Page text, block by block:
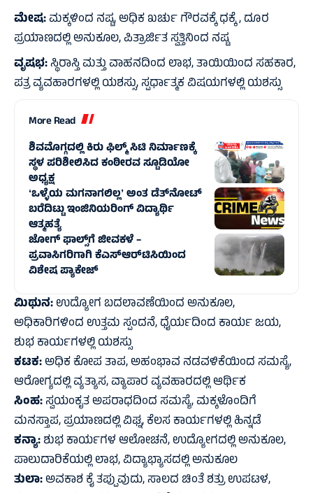
ಮೇಷ:ಮಕ್ಕಳಿಂದ ನಷ್ಟ, ಅಧಿಕ ಖರ್ಚು ಗೌರವಕ್ಕೆ ಧಕ್ಕೆ , ದೂರ
ಪ್ರಯಾಣದಲ್ಲಿ ಅನುಕೂಲ, ಪಿತ್ರಾರ್ಜಿತ ಸ್ವತ್ತಿನಿಂದ ನಷ್ಟ
ವೃಷಭ:ಸ್ಥಿರಾಸ್ತಿ ಮತ್ತು ವಾಹನದಿಂದ ಲಾಭ, ತಾಯಿಯಿಂದ ಸಹಕಾರ,
ಪತ್ರ ವ್ಯವಹಾರಗಳಲ್ಲಿ ಯಶಸ್ಸು, ಸ್ಪರ್ಧಾತ್ಮಕ ವಿಷಯಗಳಲ್ಲಿ ಯಶಸ್ಸು
More Read
ಶಿವಮೊಗ್ಗದಲ್ಲಿ ಕಿರು ಫಿಲ್ಮ್ ಸಿಟಿ ನಿರ್ಮಾಣಕ್ಕೆ
ಸ್ಥಳ ಪರಿಶೀಲಿಸಿದ ಕಂಠೀರವ ಸ್ಟೂಡಿಯೋ
ಅಧ್ಯಕ್ಷ
ʻಒಳ್ಳೆಯ ಮಗನಾಗಲಿಲ್ಲʼ ಅಂತ ಡೆತ್‌ನೋಟ್
ಬರೆದಿಟ್ಟು ಇಂಜಿನಿಯರಿಂಗ್ ವಿದ್ಯಾರ್ಥಿ
ಆತ್ಮಹತ್ಯೆ‌
ಜೋಗ್‌ ಫಾಲ್ಸ್‌ಗೆ ಜೀವಕಳೆ –
ಪ್ರವಾಸಿಗರಿಗಾಗಿ ಕೆಎಸ್ಆರ್‌ಟಿಸಿಯಿಂದ
ವಿಶೇಷ ಪ್ಯಾಕೇಜ್
ಮಿಥುನ:ಉದ್ಯೋಗ ಬದಲಾವಣೆಯಿಂದ ಅನುಕೂಲ,
ಅಧಿಕಾರಿಗಳಿಂದ ಉತ್ತಮ ಸ್ಪಂದನೆ, ಧೈರ್ಯದಿಂದ ಕಾರ್ಯ ಜಯ,
ಶುಭ ಕಾರ್ಯಗಳಲ್ಲಿ ಯಶಸ್ಸು
ಕಟಕ:ಅಧಿಕ ಕೋಪ ತಾಪ, ಅಹಂಭಾವ ನಡವಳಿಕೆಯಿಂದ ಸಮಸ್ಯೆ,
ಆರೋಗ್ಯದಲ್ಲಿ ವ್ಯತ್ಯಾಸ, ವ್ಯಾಪಾರ ವ್ಯವಹಾರದಲ್ಲಿ ಆರ್ಥಿಕ
ಸಿಂಹ:ಸ್ವಯಂಕೃತ ಅಪರಾಧದಿಂದ ಸಮಸ್ಯೆ, ಮಕ್ಕಳೊಂದಿಗೆ
ಮನಸ್ತಾಪ, ಪ್ರಯಾಣದಲ್ಲಿ ವಿಘ್ನ, ಕೆಲಸ ಕಾರ್ಯಗಳಲ್ಲಿ ಹಿನ್ನಡೆ
ಕನ್ಯಾ:ಶುಭ ಕಾರ್ಯಗಳ ಆಲೋಚನೆ, ಉದ್ಯೋಗದಲ್ಲಿ ಅನುಕೂಲ,
ಪಾಲುದಾರಿಕೆಯಲ್ಲಿ ಲಾಭ, ವಿದ್ಯಾಭ್ಯಾಸದಲ್ಲಿ ಅನುಕೂಲ
ತುಲಾ:ಅವಕಾಶ ಕೈ ತಪ್ಪುವುದು, ಸಾಲದ ಚಿಂತೆ ಶತ್ರು ಉಪಟಳ,